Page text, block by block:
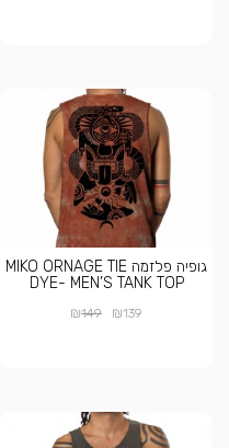
גופיה פלזמה MIKO ORNAGE TIE
DYE- MEN’S TANK TOP
₪139
₪149